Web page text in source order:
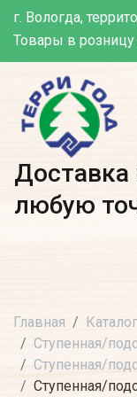
г. Вологда,
Товары в розницу
Доставка
любую
Главная Каталог
Ступенная/
Ступенная/
Ступенная/